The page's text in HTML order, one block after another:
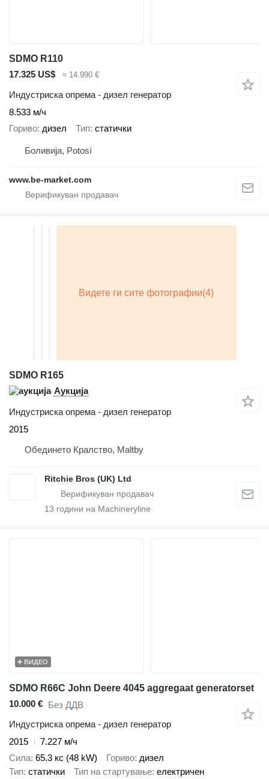
SDMO R110
17.325 US$
≈ 14.990 €
Индустриска опрема - дизел генератор
8.533 м/ч
Гориво дизел Тип статички
Боливија, Potosí
www.be-market.com
SDMO R165
Аукција
Индустриска опрема - дизел генератор
2015
Обединето Кралство, Maltby
Ritchie Bros (UK) Ltd
13 години на Machineryline
ВИДЕО
SDMO R66C John Deere 4045 aggregaat generatorset
10.000 € Без ДДВ
Индустриска опрема - дизел генератор
2015
7.227 м/ч
Сила 65.3 кс (48 kW) Гориво дизел
Тип статички Тип на стартување електричен